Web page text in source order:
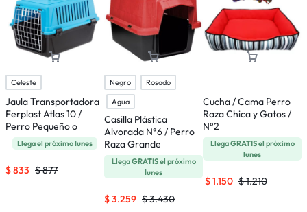
Celeste
Jaula Transportadora
Ferplast Atlas 10 /
Perro Pequeño o
Gatos
Llega el próximolunes
$877
$833
Negro
Rosado
Agua
Casilla Plástica
Alvorada N°6 / Perro
Raza Grande
LlegaGRATISel próximo
lunes
$3.430
$3.259
Cucha / Cama Perro
Raza Chica y Gatos /
N°2
LlegaGRATISel próximo
lunes
$1.210
$1.150